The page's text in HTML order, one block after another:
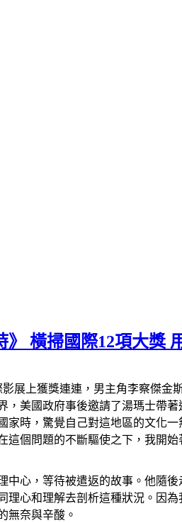
橫掃國際12項大獎
展上獲獎連連，男主角李察傑金
美國政府事後邀請了湯瑪士帶
時，驚覺自己對這地區的文化
個問題的不斷驅使之下，我開始
心，等待被遣返的故事。他隨
心和理解去剖析這種狀況。因
無奈與辛酸。